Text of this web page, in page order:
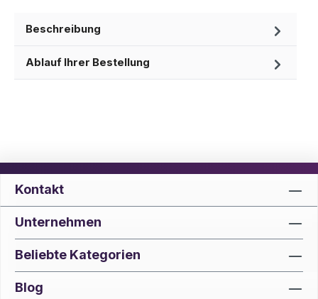
Beschreibung
Ablauf Ihrer Bestellung
Kontakt
Unternehmen
Beliebte Kategorien
Blog